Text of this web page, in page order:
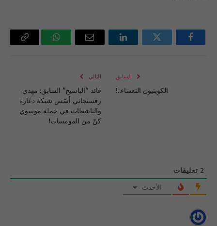
فيسبوك تويتر لينكدإن
البريد
واتساب Copy
السابق
الكويتيون التعساء..!
التالي
قائد “الباسيج” السابق: مهدي
رفسنجاني أسّس شبكة دعارة
والناشطات في حملة موسوي
كنّ من المومسات!
2 تعليقات
الأحدث